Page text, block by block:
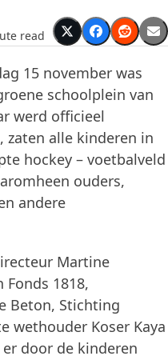
read
15 november was
schoolplein van
werd officieel
zaten alle kinderen in
hockey – voetbalveld
ouders,
andere
Martine
1818,
Beton, Stichting
wethouder Koser Kaya
door de kinderen